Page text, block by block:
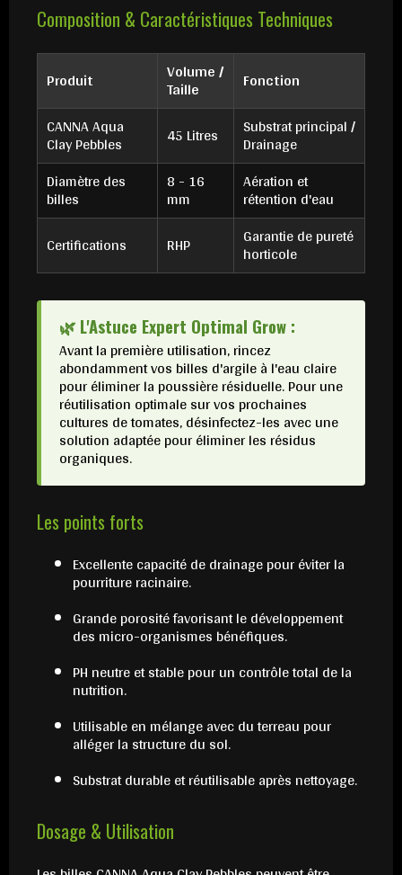
Composition & Caractéristiques Techniques
Produit Volume /
Taille
Fonction
CANNA Aqua
Clay Pebbles 45 Litres Substrat principal /
Drainage
Diamètre des
billes
8 - 16
mm
Aération et
rétention d'eau
Certifications
RHP Garantie de pureté
horticole
🌿 L'Astuce Expert Optimal Grow :
Avant la première utilisation, rincez
abondamment vos billes d'argile à l'eau claire
pour éliminer la poussière résiduelle. Pour une
réutilisation optimale sur vos prochaines
cultures de tomates, désinfectez-les avec une
solution adaptée pour éliminer les résidus
organiques.
Les points forts
Excellente capacité de drainage pour éviter la
pourriture racinaire.
Grande porosité favorisant le développement
des micro-organismes bénéfiques.
PH neutre et stable pour un contrôle total de la
nutrition.
Utilisable en mélange avec du terreau pour
alléger la structure du sol.
Substrat durable et réutilisable après nettoyage.
Dosage & Utilisation